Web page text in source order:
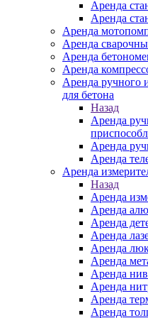
Аренда
Аренда
Аренда
Аренда
Аренда
Аренда
Аренда ручного
для бетона
Назад
Аренда
Аренда
Аренда
Аренда
Назад
Аренда
Аренда
Аренда
Аренда
Аренда
Аренда
Аренда
Аренда
Аренда
Аренда